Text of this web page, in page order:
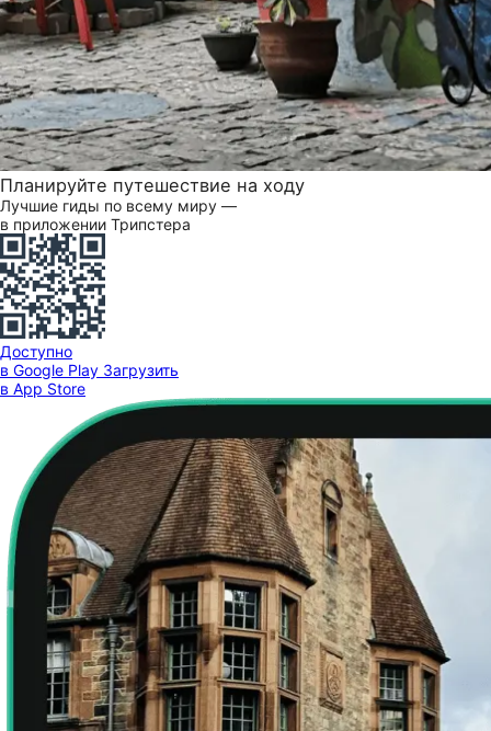
Планируйте путешествие на ходу
Лучшие гиды по всему миру —
в приложении Трипстера
Доступно
в Google Play Загрузить
в App Store